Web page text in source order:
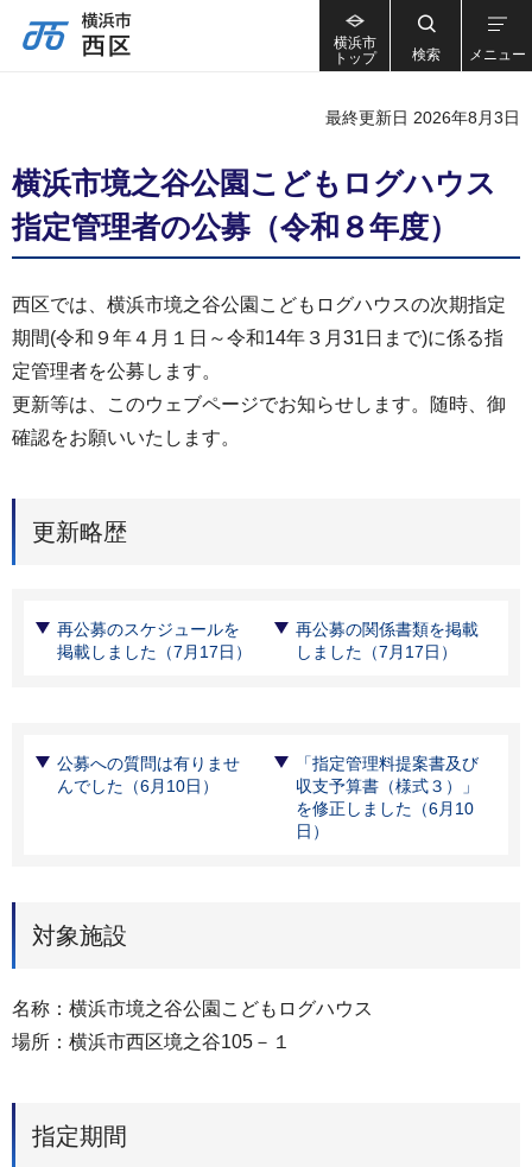
横浜市
トップ
検索 メニュー
最終更新日 2026年8月3日
横浜市境之谷公園こどもログハウス
指定管理者の公募（令和８年度）
西区では、横浜市境之谷公園こどもログハウスの次期指定
期間(令和９年４月１日～令和14年３月31日まで)に係る指
定管理者を公募します。
更新等は、このウェブページでお知らせします。随時、御
確認をお願いいたします。
更新略歴
再公募のスケジュールを
掲載しました（7月17日）
再公募の関係書類を掲載
しました（7月17日）
公募への質問は有りませ
んでした（6月10日）
「指定管理料提案書及び
収支予算書（様式３）」
を修正しました（6月10
日）
対象施設
名称：横浜市境之谷公園こどもログハウス
場所：横浜市西区境之谷105－１
指定期間